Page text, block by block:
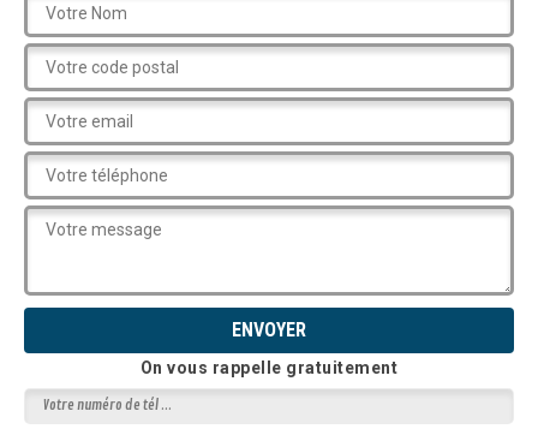
On vous rappelle gratuitement